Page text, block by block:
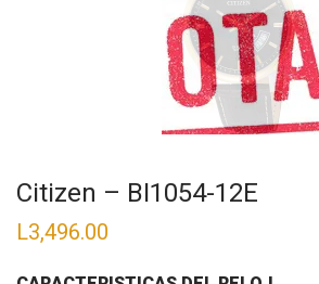
Citizen – BI1054-12E
L3,496.00